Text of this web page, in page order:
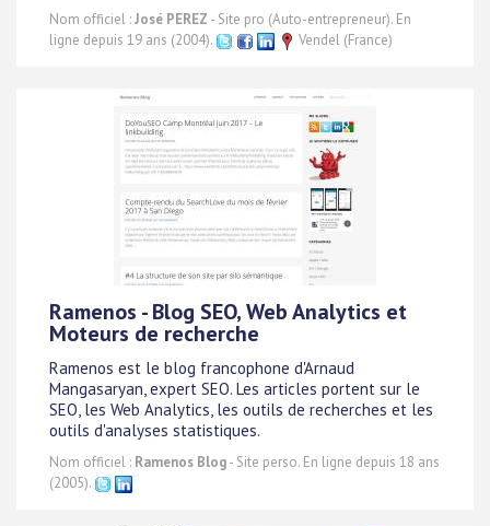
Nom officiel :José PEREZ - Site pro (Auto-entrepreneur). En
ligne depuis 19 ans (2004).
Vendel (France)
Ramenos - Blog SEO, Web Analytics et
Moteurs de recherche
Ramenos est le blog francophone d'Arnaud
Mangasaryan, expert SEO. Les articles portent sur le
SEO, les Web Analytics, les outils de recherches et les
outils d'analyses statistiques.
Nom officiel : Ramenos Blog- Site perso. En ligne depuis 18 ans
(2005).